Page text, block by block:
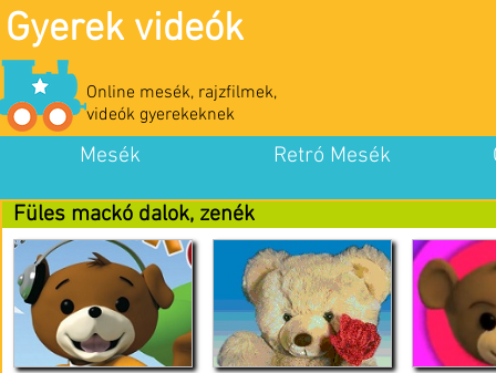
Gyerek videók
Online mesék, rajzfilmek,
videók gyerekeknek
Mesék Retró Mesék
Füles mackó dalok, zenék